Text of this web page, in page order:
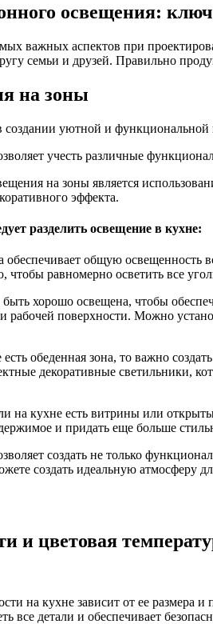
освещения:
важных аспектов при
семьи и друзей. Правильно
на зоны
уютной и функциональной
учесть различные
на зоны является
эффекта.
разделить освещение в кухне:
обеспечивает общую
чтобы равномерно осветить все
быть хорошо освещена, чтобы
рабочей поверхности. Можно
есть обеденная зона, то важно
декоративные светильники,
на кухне есть витрины или
и придать еще больше
создать не только
создать идеальную атмосферу
и цветовая
на кухне зависит от ее размера
все детали и обеспечивает